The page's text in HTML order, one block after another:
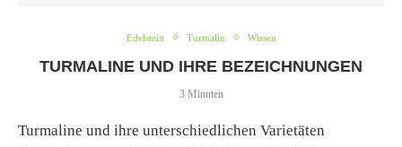
Edelstein Turmalin Wissen
TURMALINE UND IHRE BEZEICHNUNGEN
3 Minuten
Turmaline und ihre unterschiedlichen Varietäten